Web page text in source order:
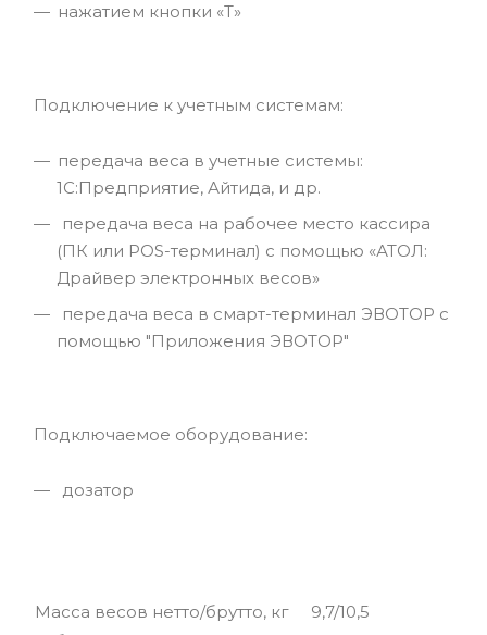
нажатием кнопки «T»
Подключение к учетным системам:
передача веса в учетные системы:
1С:Предприятие, Айтида, и др.
передача веса на рабочее место кассира
(ПК или POS-терминал) с помощью «АТОЛ:
Драйвер электронных весов»
передача веса в смарт-терминал ЭВОТОР с
помощью "Приложения ЭВОТОР"
Подключаемое оборудование:
дозатор
Масса весов нетто/брутто, кг
9,7/10,5